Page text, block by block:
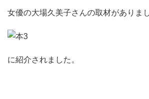
女優の大場久美子さんの取材がありまし
に紹介されました。